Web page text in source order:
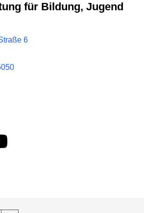
für Bildung, Jugend
6